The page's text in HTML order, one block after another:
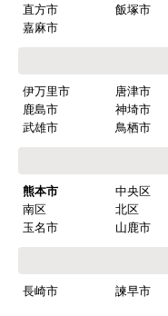
直方市
飯塚市
嘉麻市
伊万里市 唐津市
鹿島市
神埼市
武雄市
鳥栖市
熊本市 中央区
南区
北区
玉名市
山鹿市
長崎市 諫早市